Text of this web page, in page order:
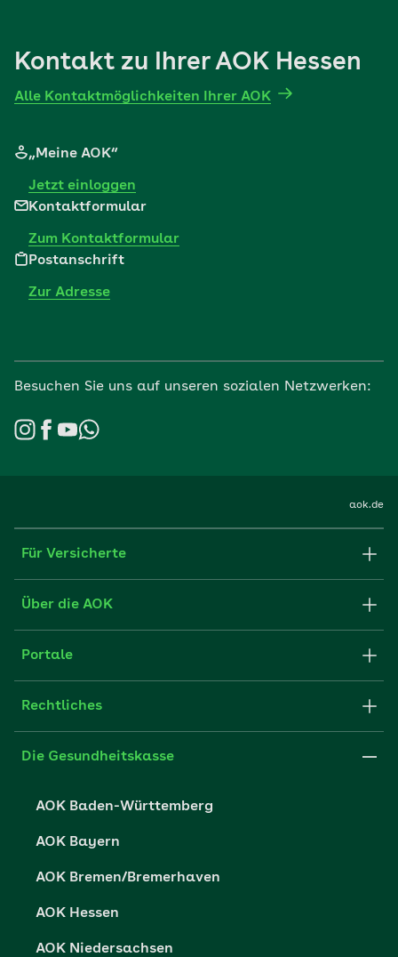
Kontakt zu Ihrer AOK Hessen
Alle Kontaktmöglichkeiten Ihrer AOK
„Meine AOK“
Jetzt einloggen
Kontaktformular
Zum Kontaktformular
Postanschrift
Zur Adresse
Besuchen Sie uns auf unseren sozialen Netzwerken:
aok.de
Für Versicherte
Formulare und Anträge
FAQ
Websitenutzung
Über die AOK
Struktur & Verwaltung
Partner der AOK
Portale
Fachportal für Arbeitgeber
Presse- und Politikportal
Vertriebspartner-Service
Rechtliches
Impressum
Die Gesundheitskasse
AOK Baden-Württemberg
AOK Bayern
AOK Bremen/Bremerhaven
AOK Hessen
AOK Niedersachsen